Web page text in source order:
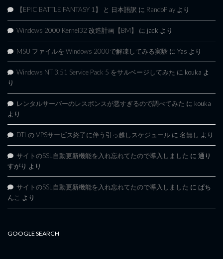
【EPIC BATTLE FANTASY 1】 と 日本語訳 に RandoPlay より
Windows 2000 Kernel32 改造計画【BM】 に jack より
MSU ファイルを Windows 2000で解凍してみる実験 に Yas より
Windows NT 3.51 Service Pack 5 をサルベージしてみた に kouka よ
り
レンタルサーバーのレスポンスが悪すぎるので調べてみた に kouka
より
DTI の VPSサービス終了に伴う引っ越しスケジュール に 名無し より
サイトのSSL自動更新機能を入れ忘れてたので導入しました に 通り
すがり より
サイトのSSL自動更新機能を入れ忘れてたので導入しました に ぱち
んこ より
GOOGLE SEARCH